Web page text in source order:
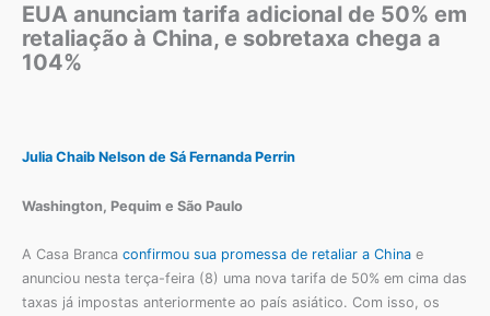
EUA anunciam tarifa adicional de 50% em
retaliação à China, e sobretaxa chega a
104%
Julia Chaib Nelson de Sá Fernanda Perrin
Washington, Pequim e São Paulo
A Casa Branca confirmou sua promessa de retaliar a China e
anunciou nesta terça-feira (8) uma nova tarifa de 50% em cima das
taxas já impostas anteriormente ao país asiático. Com isso, os